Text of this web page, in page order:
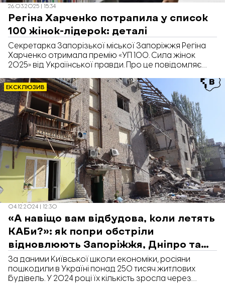
26.03.2025 | 15:34
Регіна Харченко потрапила у список
100 жінок-лідерок: деталі
Секретарка Запорізької міської Запоріжжя Регіна
Харченко отримала премію «УП 100. Сила жінок
2025» від Української правди. Про це повідомляє
премії.
ЕКСКЛЮЗИВ
04.12.2024 | 12:30
«А навіщо вам відбудова, коли летять
КАБи?»: як попри обстріли
відновлюють Запоріжжя, Дніпро та
Миколаїв
За даними Київської школи економіки, росіяни
пошкодили в Україні понад 250 тисяч житлових
будівель. У 2024 році їх кількість зросла через